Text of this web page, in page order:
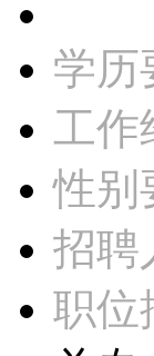
学历
工作
性别
招聘
职位